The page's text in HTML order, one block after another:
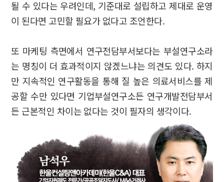
될 수 있다는 우려인데, 기준대로 설립하고 제대로 운영
이 된다면 고민할 필요가 없다고 조언한다.
또 마케팅 측면에서 연구전담부서보다는 부설연구소라
는 명칭이 더 효과적이지 않겠느냐는 의견도 있다. 하지
만 지속적인 연구활동을 통해 질 높은 의료서비스를 제
공할 수만 있다면 기업부설연구소든 연구개발전담부서
든 근본적인 차이는 없다는 것이 필자의 생각이다.